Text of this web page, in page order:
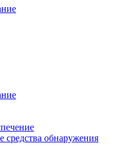
средства обнаружения